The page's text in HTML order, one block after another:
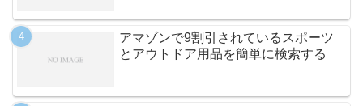
アマゾンで9割引されているスポーツ
とアウトドア用品を簡単に検索する